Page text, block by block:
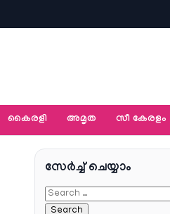
കൈരളി അമൃത സീ കേരളം
സേര്‍ച്ച്‌ ചെയ്യാം